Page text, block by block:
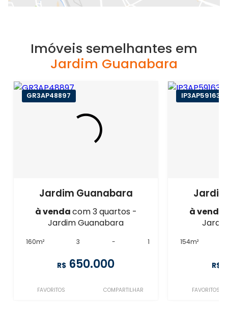
Imóveis semelhantes em
Jardim Guanabara
GR3AP48897
Jardim Guanabara
à vendacom 3 quartos -
Jardim Guanabara
160m² 3 - 1
R$ 650.000
FAVORITOS COMPARTILHAR
IP3AP59163
à venda
154m²
R$
FAVORITOS